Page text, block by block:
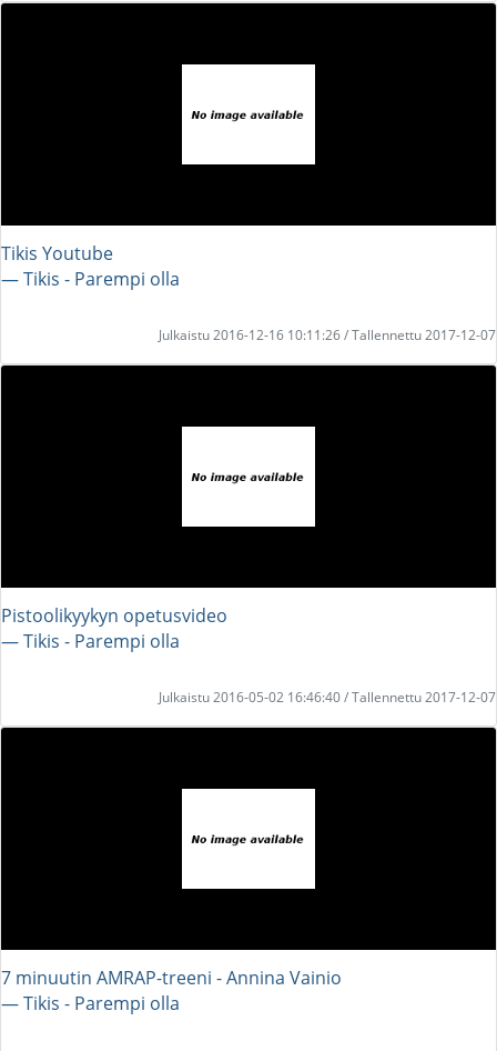
Tikis Youtube
― Tikis - Parempi olla
Julkaistu 2016-12-16 10:11:26 / Tallennettu 2017-12-07
Pistoolikyykyn opetusvideo
― Tikis - Parempi olla
Julkaistu 2016-05-02 16:46:40 / Tallennettu 2017-12-07
7 minuutin AMRAP-treeni - Annina Vainio
― Tikis - Parempi olla